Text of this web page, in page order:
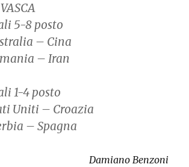
5-8 posto
– Cina
– Iran
1-4 posto
Uniti – Croazia
– Spagna
Damiano Benzoni